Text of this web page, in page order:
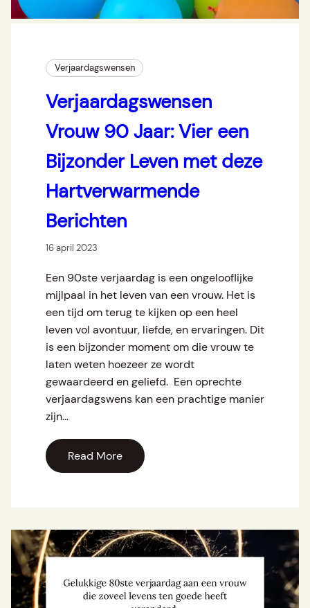
Verjaardagswensen
Verjaardagswensen
Vrouw 90 Jaar: Vier een
Bijzonder Leven met deze
Hartverwarmende
Berichten
16 april 2023
Een 90ste verjaardag is een ongelooflijke
mijlpaal in het leven van een vrouw. Het is
een tijd om terug te kijken op een heel
leven vol avontuur, liefde, en ervaringen. Dit
is een bijzonder moment om die vrouw te
laten weten hoezeer ze wordt
gewaardeerd en geliefd. Een oprechte
verjaardagswens kan een prachtige manier
zijn…
Read More